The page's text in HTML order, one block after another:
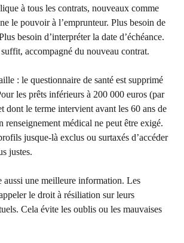
à tous les contrats, nouveaux comme
le pouvoir à l’emprunteur. Plus besoin de
besoin d’interpréter la date d’échéance.
accompagné du nouveau contrat.
: le questionnaire de santé est supprimé
les prêts inférieurs à 200 000 euros (par
dont le terme intervient avant les 60 ans de
renseignement médical ne peut être exigé.
jusque-là exclus ou surtaxés d’accéder
justes.
une meilleure information. Les
le droit à résiliation sur leurs
Cela évite les oublis ou les mauvaises